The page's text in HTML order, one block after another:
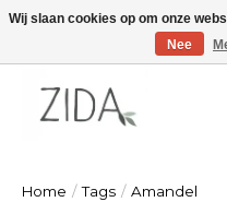
Zondag 22 maart 2026, OPEN
Home / Tags / Amandel
Wij slaan cookies op om onze
Nee